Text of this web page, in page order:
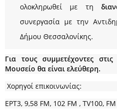
ολοκληρωθεί με τη
συνεργασία με την
Δήμου Θεσσαλονίκης.
Για τους συμμετέχοντες
Μουσείο θα είναι ελεύθερη.
Χορηγοί επικοινωνίας:
ΕΡΤ3, 9,58 FM, 102 FM , TV100,